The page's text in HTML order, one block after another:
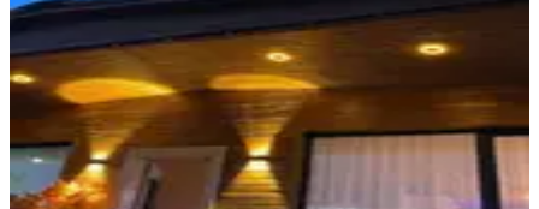
Buca, Karacaağaç Mahallesi
420 m²
·10.952/m²· 23.07.2026
4.600.000 ₺
aktaşlar inşaat gyoCüneyt Aktaş